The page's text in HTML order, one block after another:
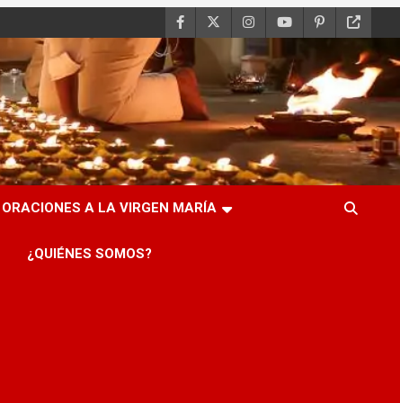
ORACIONES A LA VIRGEN MARÍA
¿QUIÉNES SOMOS?